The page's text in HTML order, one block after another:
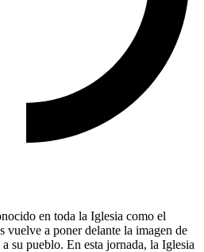
en toda la Iglesia como el
vuelve a poner delante la imagen de
su pueblo. En esta jornada, la Iglesia